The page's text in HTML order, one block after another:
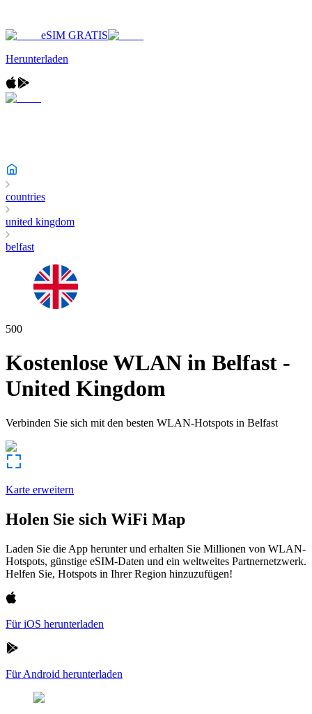
eSIM GRATIS
Herunterladen
countries
united kingdom
belfast
500
Kostenlose WLAN in Belfast -
United Kingdom
Verbinden Sie sich mit den besten WLAN-Hotspots in Belfast
Karte erweitern
Holen Sie sich WiFi Map
Laden Sie die App herunter und erhalten Sie Millionen von WLAN-
Hotspots, günstige eSIM-Daten und ein weltweites Partnernetzwerk.
Helfen Sie, Hotspots in Ihrer Region hinzuzufügen!
Für iOS herunterladen
Für Android herunterladen